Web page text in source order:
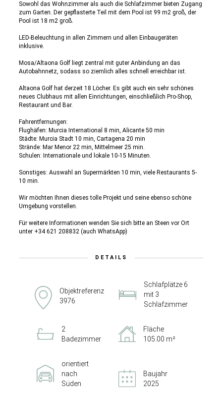
Sowohl das Wohnzimmer als auch die Schlafzimmer bieten Zugang
zum Garten. Der gepflasterte Teil mit dem Pool ist 99 m2 groß, der
Pool ist 18 m2 groß.
LED-Beleuchtung in allen Zimmern und allen Einbaugeräten
inklusive.
Mosa/Altaona Golf liegt zentral mit guter Anbindung an das
Autobahnnetz, sodass so ziemlich alles schnell erreichbar ist.
Altaona Golf hat derzeit 18 Löcher. Es gibt auch ein sehr schönes
neues Clubhaus mit allen Einrichtungen, einschließlich Pro-Shop,
Restaurant und Bar.
Fahrentfernungen:
Flughäfen: Murcia International 8 min, Alicante 50 min
Städte: Murcia Stadt 10 min, Cartagena 20 min
Strände: Mar Menor 22 min, Mittelmeer 25 min.
Schulen: Internationale und lokale 10-15 Minuten.
Sonstiges: Auswahl an Supermärkten 10 min, viele Restaurants 5-
10 min.
Wir möchten Ihnen dieses tolle Projekt und seine ebenso schöne
Umgebung vorstellen.
Für weitere Informationen wenden Sie sich bitte an Steen vor Ort
unter +34 621 208832 (auch WhatsApp)
DETAILS
Objektreferenz
3976
Schlafplätze 6
mit 3
Schlafzimmer
2
Badezimmer
Fläche
105.00 m²
orientiert
nach
Süden
Baujahr
2025